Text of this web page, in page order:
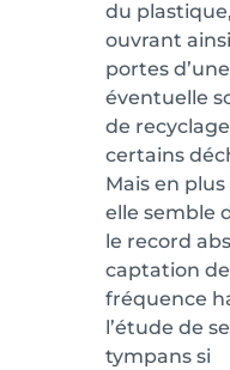
du plastique,
ouvrant
portes d’une
éventuelle
de
certains
Mais en plus
elle semble
le record
captation de
fréquence
l’étude de
tympans si